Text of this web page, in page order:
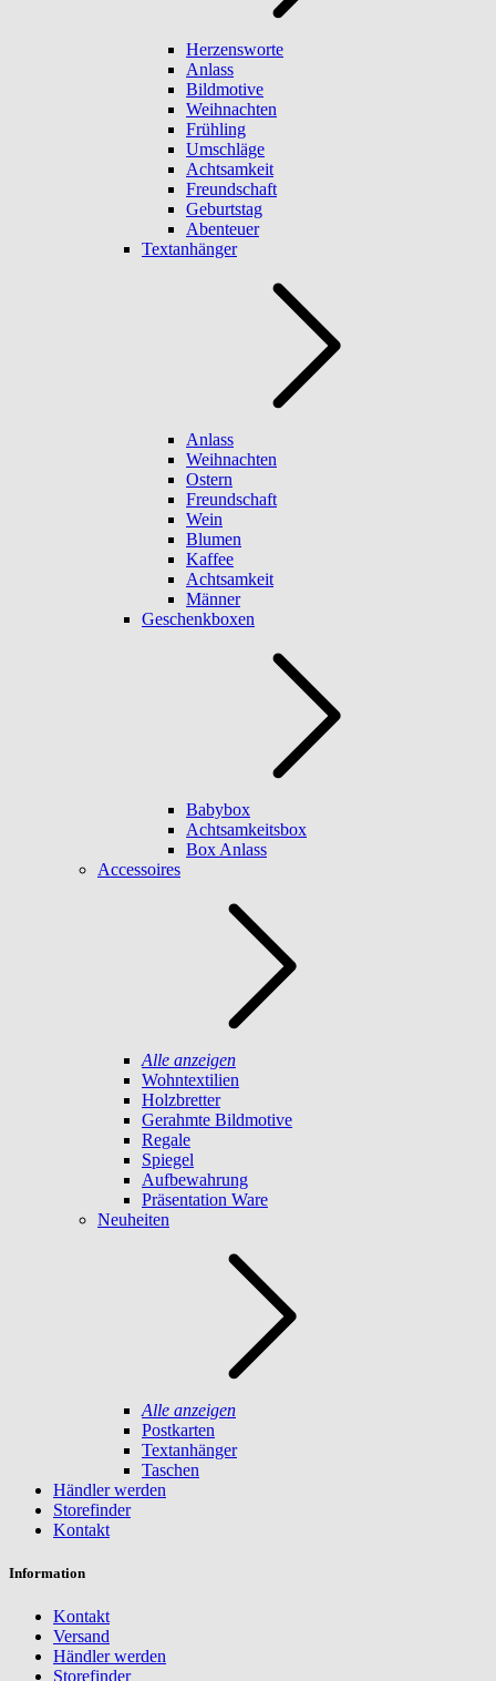
Herzensworte
Anlass
Bildmotive
Weihnachten
Frühling
Umschläge
Achtsamkeit
Freundschaft
Geburtstag
Abenteuer
Textanhänger
Anlass
Weihnachten
Ostern
Freundschaft
Wein
Blumen
Kaffee
Achtsamkeit
Männer
Geschenkboxen
Babybox
Achtsamkeitsbox
Box Anlass
Accessoires
Alle anzeigen
Wohntextilien
Holzbretter
Gerahmte Bildmotive
Regale
Spiegel
Aufbewahrung
Präsentation Ware
Neuheiten
Alle anzeigen
Postkarten
Textanhänger
Taschen
Händler werden
Storefinder
Kontakt
Information
Kontakt
Versand
Händler werden
Storefinder